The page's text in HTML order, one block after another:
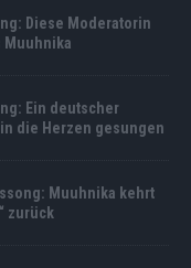
Diese Moderatorin
Muuhnika
Ein deutscher
die Herzen gesungen
Muuhnika kehrt
zurück